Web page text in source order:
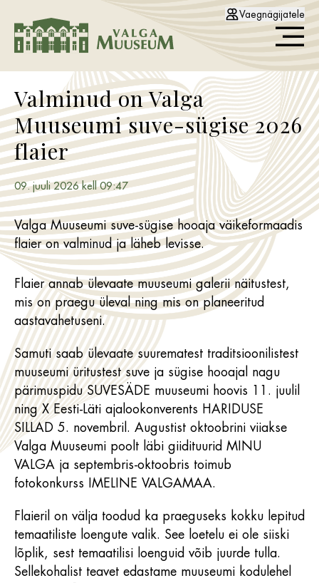
Valminud on Valga
Muuseumi suve-sügise 2026
flaier
09. juuli 2026 kell 09:47
Valga Muuseumi suve-sügise hooaja väikeformaadis
flaier on valminud ja läheb levisse.
Flaier annab ülevaate muuseumi galerii näitustest,
mis on praegu üleval ning mis on planeeritud
aastavahetuseni.
Samuti saab ülevaate suurematest traditsioonilistest
muuseumi üritustest suve ja sügise hooajal nagu
pärimuspidu SUVESÄDE muuseumi hoovis 11. juulil
ning X Eesti-Läti ajalookonverents HARIDUSE
SILLAD 5. novembril. Augustist oktoobrini viiakse
Valga Muuseumi poolt läbi giidituurid MINU
VALGA ja septembris-oktoobris toimub
fotokonkurss IMELINE VALGAMAA.
Flaieril on välja toodud ka praeguseks kokku lepitud
temaatiliste loengute valik. See loetelu ei ole siiski
lõplik, sest temaatilisi loenguid võib juurde tulla.
Sellekohalist teavet edastame muuseumi kodulehel
Vaegnägijatele